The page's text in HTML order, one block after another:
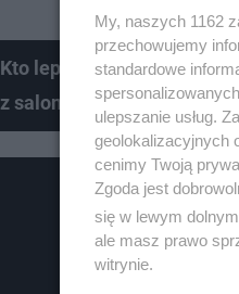
Kto lepiej prowadzi
z salonu #18
My, naszych 1162
przechowujemy
standardowe
ulepszanie usług.
geolokalizacyjnych
cenimy Twoją
Zgoda jest
się w lewym
ale masz prawo
witrynie.